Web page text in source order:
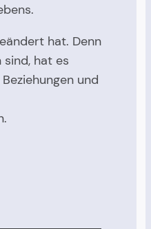
hat. Denn
hat es
und